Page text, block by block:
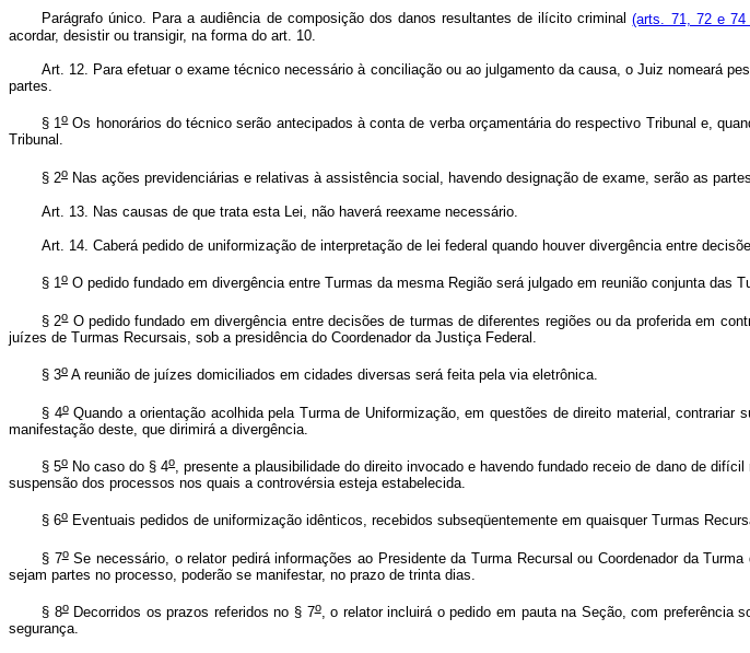
Parágrafo único. Para a audiência de composição dos danos resultantes de ilícito criminal(arts. 71, 72 e 74
acordar, desistir ou transigir, na forma do art. 10.
Art. 12. Para efetuar o exame técnico necessário à conciliação ou ao julgamento da causa, o Juiz nomeará
partes.
§ 1oOs honorários do técnico serão antecipados à conta de verba orçamentária do respectivo Tribunal e,
Tribunal.
§ 2o Nas ações previdenciárias e relativas à assistência social, havendo designação de exame, serão as
Art. 13. Nas causas de que trata esta Lei, não haverá reexame necessário.
Art. 14. Caberá pedido de uniformização de interpretação de lei federal quando houver divergência entre
§ 1o O pedido fundado em divergência entre Turmas da mesma Região será julgado em reunião conjunta das
§ 2oO pedido fundado em divergência entre decisões de turmas de diferentes regiões ou da proferida em
juízes de Turmas Recursais, sob a presidência do Coordenador da Justiça Federal.
§ 3o A reunião de juízes domiciliados em cidades diversas será feita pela via eletrônica.
§ 4oQuando a orientação acolhida pela Turma de Uniformização, em questões de direito material,
manifestação deste, que dirimirá a divergência.
§ 5o No caso do § 4o, presente a plausibilidade do direito invocado e havendo fundado receio de dano de
suspensão dos processos nos quais a controvérsia esteja estabelecida.
§ 6o Eventuais pedidos de uniformização idênticos, recebidos subseqüentemente em quaisquer Turmas
§ 7oSe necessário, o relator pedirá informações ao Presidente da Turma Recursal ou Coordenador da
sejam partes no processo, poderão se manifestar, no prazo de trinta dias.
§ 8oDecorridos os prazos referidos no § 7o, o relator incluirá o pedido em pauta na Seção, com preferência
segurança.